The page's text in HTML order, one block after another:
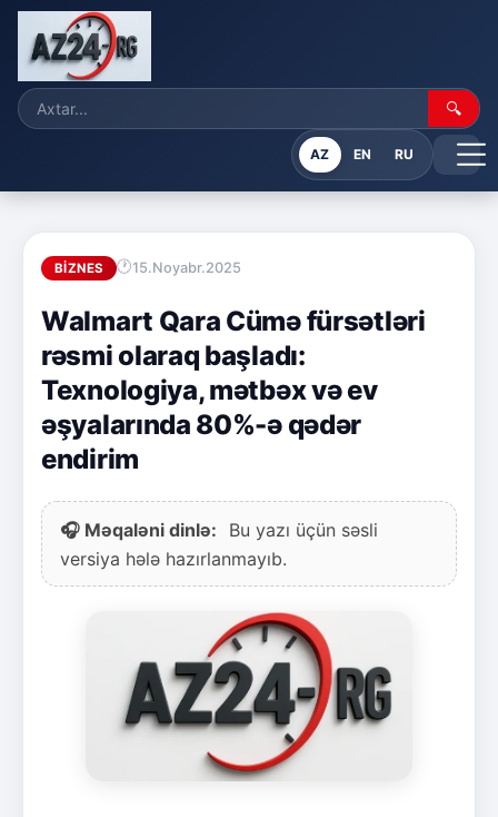
🔍
AZ EN RU
BIZNES 15.Noyabr.2025
Walmart Qara Cümə fürsətləri
rəsmi olaraq başladı:
Texnologiya, mətbəx və ev
əşyalarında 80%-ə qədər
endirim
🎧 Məqaləni dinlə:
Bu yazı üçün səsli
versiya hələ hazırlanmayıb.